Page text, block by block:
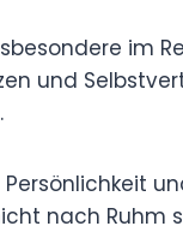
im
und
nach Ruhm